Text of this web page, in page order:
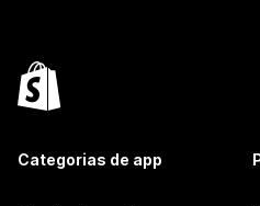
Categorias de app